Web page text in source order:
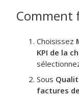
Comment
Choisissez
KPI de la
Sous
factures